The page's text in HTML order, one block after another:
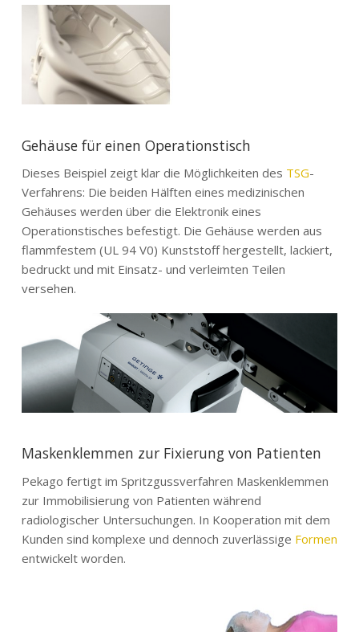
Gehäuse für einen Operationstisch
Dieses Beispiel zeigt klar die Möglichkeiten des TSG-
Verfahrens: Die beiden Hälften eines medizinischen
Gehäuses werden über die Elektronik eines
Operationstisches befestigt. Die Gehäuse werden aus
flammfestem (UL 94 V0) Kunststoff hergestellt, lackiert,
bedruckt und mit Einsatz- und verleimten Teilen
versehen.
Maskenklemmen zur Fixierung von Patienten
Pekago fertigt im Spritzgussverfahren Maskenklemmen
zur Immobilisierung von Patienten während
radiologischer Untersuchungen. In Kooperation mit dem
Kunden sind komplexe und dennoch zuverlässige Formen
entwickelt worden.